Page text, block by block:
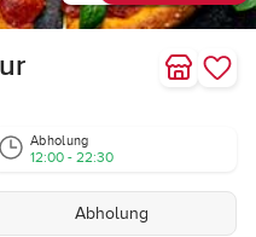
Abholung
12:00 - 22:30
Abholung